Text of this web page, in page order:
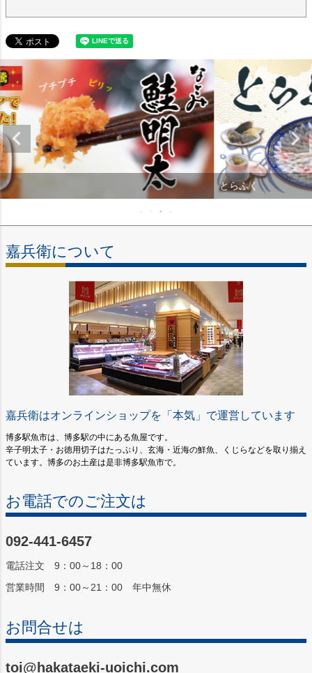
嘉兵衛について
嘉兵衛はオンラインショップを「本気」で運営しています
博多駅魚市は、博多駅の中にある魚屋です。
辛子明太子・お徳用切子はたっぷり、玄海・近海の鮮魚、くじらなどを取り揃え
ています。博多のお土産は是非博多駅魚市で。
お電話でのご注文は
092-441-6457
電話注文 9：00～18：00
営業時間 9：00～21：00 年中無休
お問合せは
toi@hakataeki-uoichi.com